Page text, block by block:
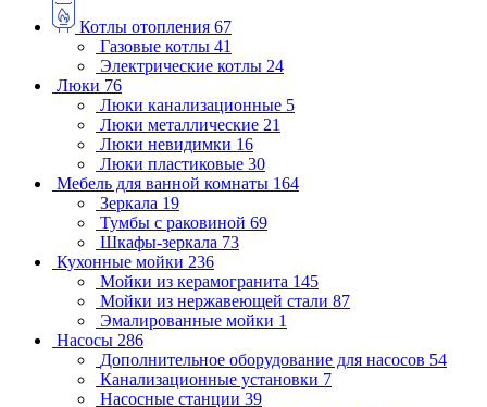
Котлы отопления 67
Газовые котлы 41
Электрические котлы 24
Люки 76
Люки канализационные 5
Люки металлические 21
Люки невидимки 16
Люки пластиковые 30
Мебель для ванной комнаты 164
Зеркала 19
Тумбы с раковиной 69
Шкафы-зеркала 73
Кухонные мойки 236
Мойки из керамогранита 145
Мойки из нержавеющей стали 87
Эмалированные мойки 1
Насосы 286
Дополнительное оборудование для насосов 54
Канализационные установки 7
Насосные станции 39